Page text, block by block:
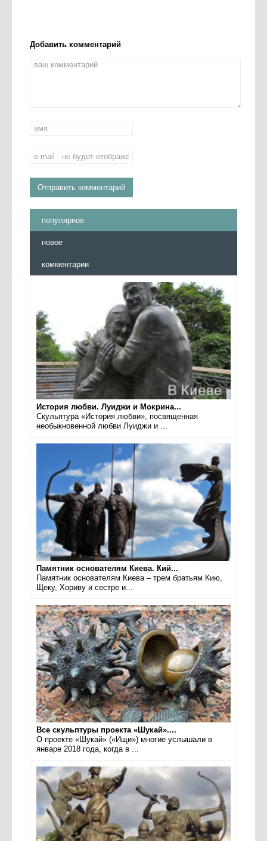
Добавить комментарий
популярное
новое
комментарии
История любви. Луиджи и Мокрина...
Скульптура «История любви», посвященная
необыкновенной любви Луиджи и ...
Памятник основателям Киева. Кий...
Памятник основателям Киева – трем братьям Кию,
Щеку, Хориву и сестре и...
Все скульптуры проекта «Шукай»....
О проекте «Шукай» («Ищи») многие услышали в
январе 2018 года, когда в ...